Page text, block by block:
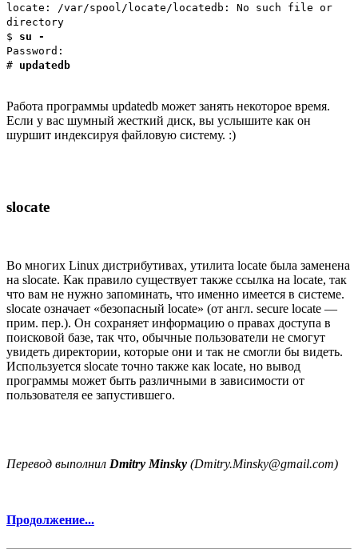
locate: /var/spool/locate/locatedb: No such file or
directory
$ su -
Password:
# updatedb
Работа программы updatedb может занять некоторое время.
Если у вас шумный жесткий диск, вы услышите как он
шуршит индексируя файловую систему. :)
slocate
Во многих Linux дистрибутивах, утилита locate была заменена
на slocate. Как правило существует также ссылка на locate, так
что вам не нужно запоминать, что именно имеется в системе.
slocate означает «безопасный locate» (от англ. secure locate —
прим. пер.). Он сохраняет информацию о правах доступа в
поисковой базе, так что, обычные пользователи не смогут
увидеть директории, которые они и так не смогли бы видеть.
Используется slocate точно также как locate, но вывод
программы может быть различными в зависимости от
пользователя ее запустившего.
Перевод выполнил Dmitry Minsky (Dmitry.Minsky@gmail.com)
Продолжение...